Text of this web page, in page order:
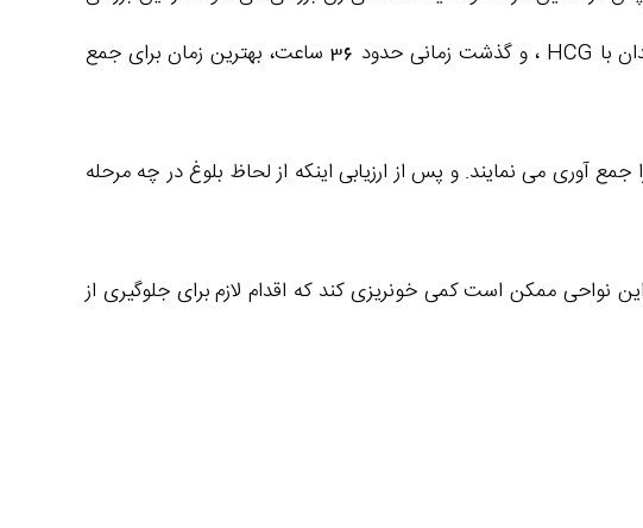
وضعیت فولیکول‌ های تخمدان و رحم ، بوسیله سونوگرافی و آزمایش خون انجام می شود. پس از تحریک تخمدان با HCG ، و گذشت زمانی حدود 36 ساعت، بهترین زمان برای جمع
آوری می نمایند. و پس از ارزیابی اینکه از لحاظ بلوغ در چه مرحله
ممکن است کمی خونریزی کند که اقدام لازم برای جلوگیری از